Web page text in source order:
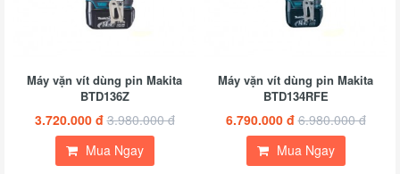
Máy vặn vít dùng pin Makita
BTD136Z
3.720.000 đ 3.980.000 đ
Mua Ngay
Máy vặn vít dùng pin Makita
BTD134RFE
6.790.000 đ 6.980.000 đ
Mua Ngay